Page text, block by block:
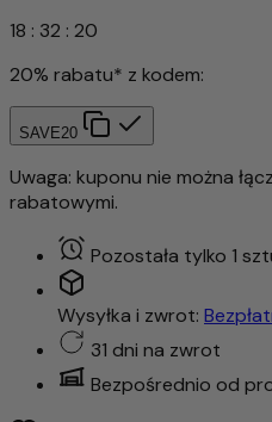
18 : 32 : 17
20% rabatu* z kodem:
SAVE20
Uwaga: kuponu nie można
rabatowymi.
Pozostała tylko 1
Wysyłka i zwrot:
31 dni na zwrot
Bezpośrednio od